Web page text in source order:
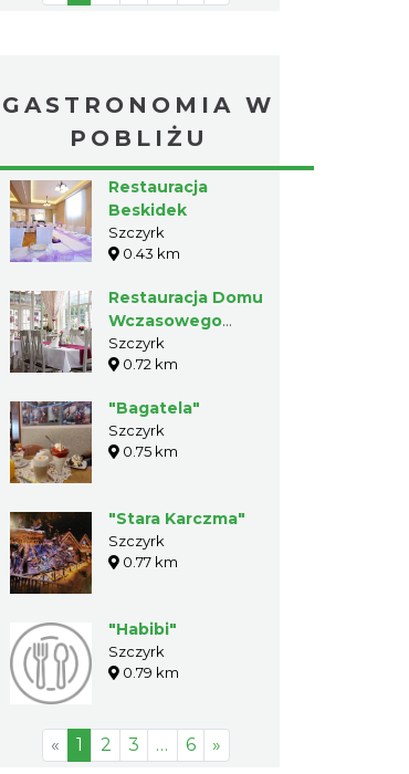
GASTRONOMIA W
POBLIŻU
Restauracja
Beskidek
Szczyrk
0.43 km
Restauracja Domu
Wczasowego
"Maria" w
Szczyrku
Szczyrk
0.72 km
"Bagatela"
Szczyrk
0.75 km
"Stara Karczma"
Szczyrk
0.77 km
"Habibi"
Szczyrk
0.79 km
« 1 2 3 … 6 »